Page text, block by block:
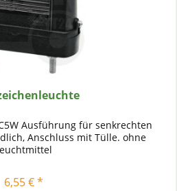
Ausführung für senkrechten
Anschluss mit Tülle. ohne
6,55 € *